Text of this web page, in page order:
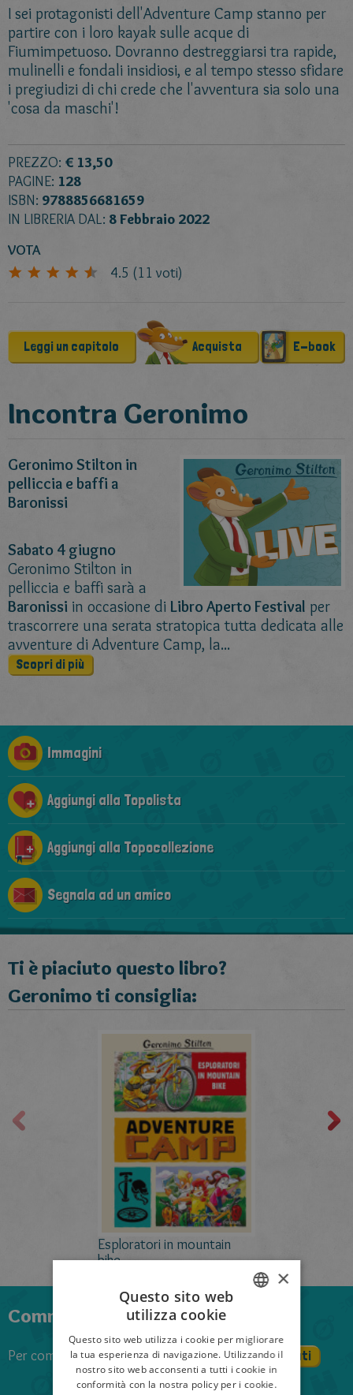
I sei protagonisti dell'Adventure Camp stanno per
partire con i loro kayak sulle acque di
Fiumimpetuoso. Dovranno destreggiarsi tra rapide,
mulinelli e fondali insidiosi, e al tempo stesso sfidare
i pregiudizi di chi crede che l'avventura sia solo una
'cosa da maschi'!
PREZZO: € 13,50
PAGINE: 128
ISBN: 9788856681659
IN LIBRERIA DAL: 8 Febbraio 2022
VOTA
4.5 (11 voti)
Acquista E-book
Leggi un capitolo
Incontra Geronimo
Geronimo Stilton in
pelliccia e baffi a
Baronissi
Sabato 4 giugno
Geronimo Stilton in
pelliccia e baffi sarà a
Baronissi in occasione di Libro Aperto Festival per
trascorrere una serata stratopica tutta dedicata alle
avventure di Adventure Camp, la...
Scopri di più
Immagini
Aggiungi alla Topolista
Aggiungi alla Topocollezione
Segnala ad un amico
Ti è piaciuto questo libro?
Geronimo ti consiglia:
Esploratori in mountain
bike
Commenta anche tu il libro
Per commentare devi effettuare il login
Registrati
Login
ITALIAN
ENGLISH
FRENCH
×
Questo sito web
utilizza cookie
Questo sito web utilizza i cookie per migliorare
la tua esperienza di navigazione. Utilizzando il
nostro sito web acconsenti a tutti i cookie in
conformità con la nostra policy per i cookie.